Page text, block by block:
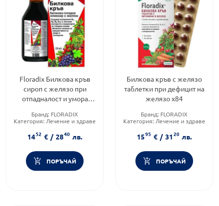
Floradix Билкова кръв
сироп с желязо при
отпадналост и умора
Бранд: FLORADIX
Категория: Лечение и здраве
1452 € / 2840 лв.
ПОРЪЧАЙ
Билкова кръв с желязо
таблетки при дефицит на
желязо х84
Бранд: FLORADIX
Категория: Лечение и здраве
1595 € / 3120 лв.
ПОРЪЧАЙ